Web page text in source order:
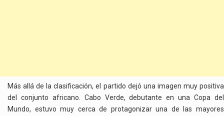
Más allá de la clasificación, el partido dejó una imagen muy positiva
del conjunto africano. Cabo Verde, debutante en una Copa del
Mundo, estuvo muy cerca de protagonizar una de las mayores